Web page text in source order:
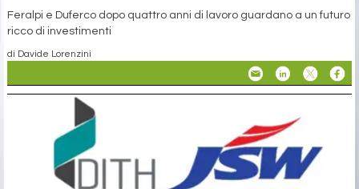
Feralpi e Duferco dopo quattro anni di lavoro guardano a un futuro
ricco di investimenti
di Davide Lorenzini